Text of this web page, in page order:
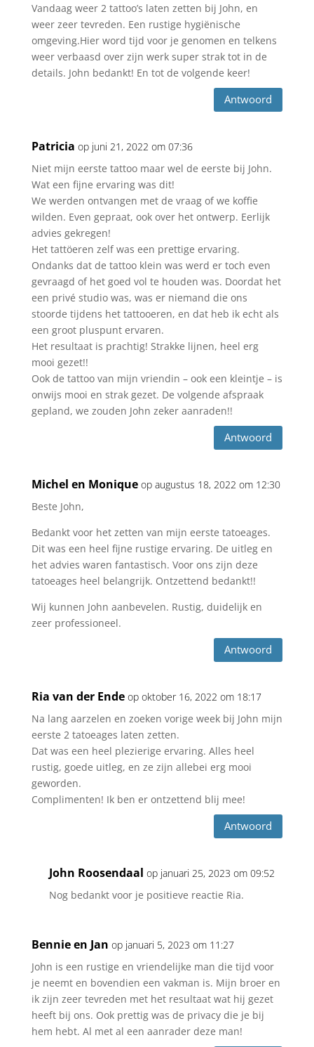
Vandaag weer 2 tattoo’s laten zetten bij John, en
weer zeer tevreden. Een rustige hygiënische
omgeving.Hier word tijd voor je genomen en telkens
weer verbaasd over zijn werk super strak tot in de
details. John bedankt! En tot de volgende keer!
Antwoord
Patricia op juni 21, 2022 om 07:36
Niet mijn eerste tattoo maar wel de eerste bij John.
Wat een fijne ervaring was dit!
We werden ontvangen met de vraag of we koffie
wilden. Even gepraat, ook over het ontwerp. Eerlijk
advies gekregen!
Het tattöeren zelf was een prettige ervaring.
Ondanks dat de tattoo klein was werd er toch even
gevraagd of het goed vol te houden was. Doordat het
een privé studio was, was er niemand die ons
stoorde tijdens het tattooeren, en dat heb ik echt als
een groot pluspunt ervaren.
Het resultaat is prachtig! Strakke lijnen, heel erg
mooi gezet!!
Ook de tattoo van mijn vriendin – ook een kleintje – is
onwijs mooi en strak gezet. De volgende afspraak
gepland, we zouden John zeker aanraden!!
Antwoord
Michel en Monique op augustus 18, 2022 om 12:30
Beste John,
Bedankt voor het zetten van mijn eerste tatoeages.
Dit was een heel fijne rustige ervaring. De uitleg en
het advies waren fantastisch. Voor ons zijn deze
tatoeages heel belangrijk. Ontzettend bedankt!!
Wij kunnen John aanbevelen. Rustig, duidelijk en
zeer professioneel.
Antwoord
Ria van der Ende op oktober 16, 2022 om 18:17
Na lang aarzelen en zoeken vorige week bij John mijn
eerste 2 tatoeages laten zetten.
Dat was een heel plezierige ervaring. Alles heel
rustig, goede uitleg, en ze zijn allebei erg mooi
geworden.
Complimenten! Ik ben er ontzettend blij mee!
Antwoord
John Roosendaal op januari 25, 2023 om 09:52
Nog bedankt voor je positieve reactie Ria.
Bennie en Jan op januari 5, 2023 om 11:27
John is een rustige en vriendelijke man die tijd voor
je neemt en bovendien een vakman is. Mijn broer en
ik zijn zeer tevreden met het resultaat wat hij gezet
heeft bij ons. Ook prettig was de privacy die je bij
hem hebt. Al met al een aanrader deze man!